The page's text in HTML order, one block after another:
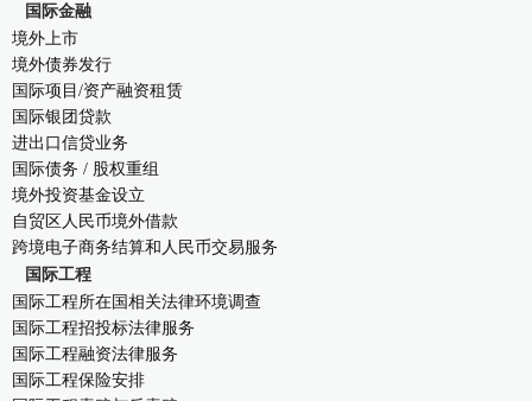
国际金融
境外上市
境外债券发行
国际项目/资产融资租赁
国际银团贷款
进出口信贷业务
国际债务 / 股权重组
境外投资基金设立
自贸区人民币境外借款
跨境电子商务结算和人民币交易服务
国际工程
国际工程所在国相关法律环境调查
国际工程招投标法律服务
国际工程融资法律服务
国际工程保险安排